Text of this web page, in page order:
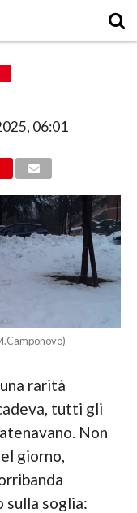
06:01
rarità
tutti gli
Non
giorno,
sulla soglia: